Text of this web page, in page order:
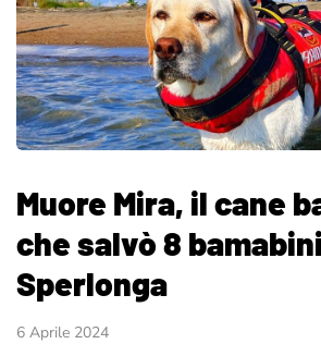
Muore Mira, il cane
che salvò 8
Sperlonga
6 Aprile 2024